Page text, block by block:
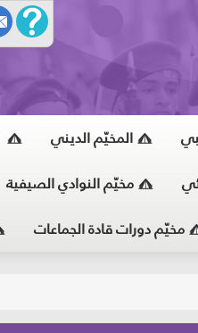
المخيّم الديني
مخيّم النوادي الصيفية
مخيّم دورات قادة الجماعات